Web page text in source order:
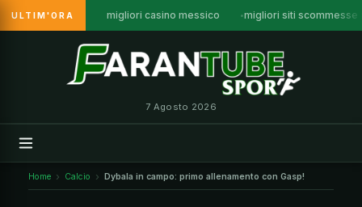
ULTIM'ORA migliori casino messico migliori siti scommesse
7 Agosto 2026
Home Calcio Dybala in campo: primo allenamento con Gasp!